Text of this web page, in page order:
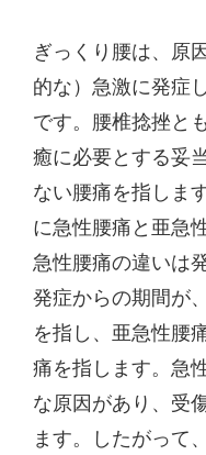
ぎっくり腰は、原
的な）急激に発症
です。腰椎捻挫と
癒に必要とする妥
ない腰痛を指しま
に急性腰痛と亜急
急性腰痛の違いは
発症からの期間が
を指し、亜急性腰
痛を指します。急
な原因があり、受
ます。したがって